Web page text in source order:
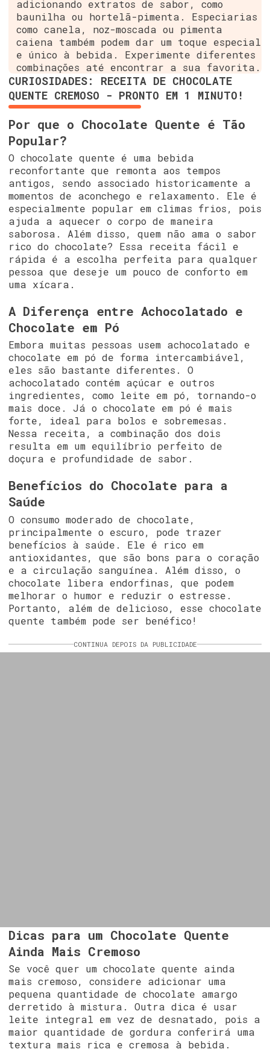
adicionando extratos de sabor, como
baunilha ou hortelã-pimenta. Especiarias
como canela, noz-moscada ou pimenta
caiena também podem dar um toque especial
e único à bebida. Experimente diferentes
combinações até encontrar a sua favorita.
CURIOSIDADES: RECEITA DE CHOCOLATE
QUENTE CREMOSO - PRONTO EM 1 MINUTO!
Por que o Chocolate Quente é Tão
Popular?
O chocolate quente é uma bebida
reconfortante que remonta aos tempos
antigos, sendo associado historicamente a
momentos de aconchego e relaxamento. Ele é
especialmente popular em climas frios, pois
ajuda a aquecer o corpo de maneira
saborosa. Além disso, quem não ama o sabor
rico do chocolate? Essa receita fácil e
rápida é a escolha perfeita para qualquer
pessoa que deseje um pouco de conforto em
uma xícara.
A Diferença entre Achocolatado e
Chocolate em Pó
Embora muitas pessoas usem achocolatado e
chocolate em pó de forma intercambiável,
eles são bastante diferentes. O
achocolatado contém açúcar e outros
ingredientes, como leite em pó, tornando-o
mais doce. Já o chocolate em pó é mais
forte, ideal para bolos e sobremesas.
Nessa receita, a combinação dos dois
resulta em um equilíbrio perfeito de
doçura e profundidade de sabor.
Benefícios do Chocolate para a
Saúde
O consumo moderado de chocolate,
principalmente o escuro, pode trazer
benefícios à saúde. Ele é rico em
antioxidantes, que são bons para o coração
e a circulação sanguínea. Além disso, o
chocolate libera endorfinas, que podem
melhorar o humor e reduzir o estresse.
Portanto, além de delicioso, esse chocolate
quente também pode ser benéfico!
CONTINUA DEPOIS DA PUBLICIDADE
Dicas para um Chocolate Quente
Ainda Mais Cremoso
Se você quer um chocolate quente ainda
mais cremoso, considere adicionar uma
pequena quantidade de chocolate amargo
derretido à mistura. Outra dica é usar
leite integral em vez de desnatado, pois a
maior quantidade de gordura conferirá uma
textura mais rica e cremosa à bebida.